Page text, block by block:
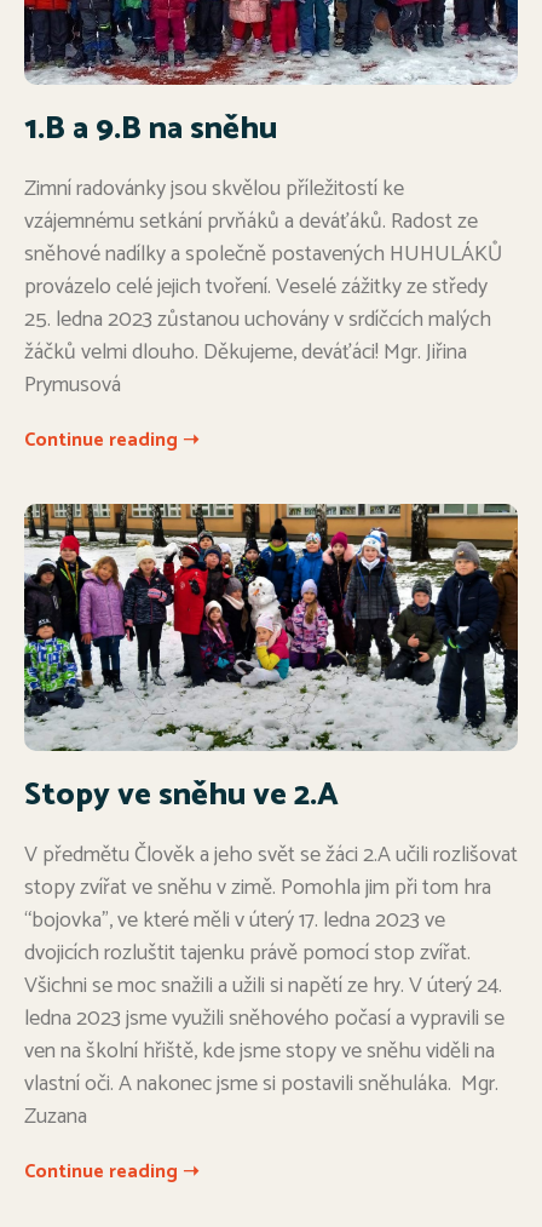
1.B a 9.B na sněhu
Zimní radovánky jsou skvělou příležitostí ke
vzájemnému setkání prvňáků a deváťáků. Radost ze
sněhové nadílky a společně postavených HUHULÁKŮ
provázelo celé jejich tvoření. Veselé zážitky ze středy
25. ledna 2023 zůstanou uchovány v srdíčcích malých
žáčků velmi dlouho. Děkujeme, deváťáci! Mgr. Jiřina
Prymusová
Continue reading ➝
Stopy ve sněhu ve 2.A
V předmětu Člověk a jeho svět se žáci 2.A učili rozlišovat
stopy zvířat ve sněhu v zimě. Pomohla jim při tom hra
“bojovka”, ve které měli v úterý 17. ledna 2023 ve
dvojicích rozluštit tajenku právě pomocí stop zvířat.
Všichni se moc snažili a užili si napětí ze hry. V úterý 24.
ledna 2023 jsme využili sněhového počasí a vypravili se
ven na školní hřiště, kde jsme stopy ve sněhu viděli na
vlastní oči. A nakonec jsme si postavili sněhuláka. Mgr.
Zuzana
Continue reading ➝